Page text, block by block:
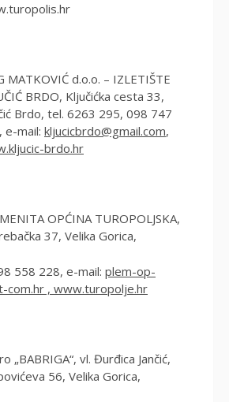
MATKOVIĆ d.o.o. – IZLETIŠTE
BRDO, Ključićka cesta 33,
Brdo, tel. 6263 295, 098 747
e-mail: kljucicbrdo@gmail.com,
brdo.hr
OPĆINA TUROPOLJSKA,
37, Velika Gorica,
558 228, e-mail: plem-op-
com.hr , www.turopolje.hr
„BABRIGA“, vl. Đurđica Jančić,
56, Velika Gorica,